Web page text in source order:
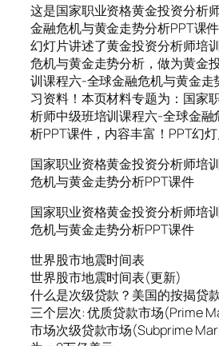
这是国家职业资格黄金投资分析
金融危机与黄金走势分析PPT课
幻灯片讲述了黄金投资分析师培
危机与黄金走势分析，做为黄金
训课程六-全球金融危机与黄金走
习资料！本页材料专题为：国家
析师中级班培训课程六-全球金融
析PPT课件，内容丰富！PPT幻灯
国家职业资格黄金投资分析师培
危机与黄金走势分析PPT课件
国家职业资格黄金投资分析师培
危机与黄金走势分析PPT课件
世界股市地震时间表
世界股市地震时间表(更新)
什么是次级贷款？美国的按揭贷
三个层次: 优质贷款市场(Prime
市场次级贷款市场(Subprime